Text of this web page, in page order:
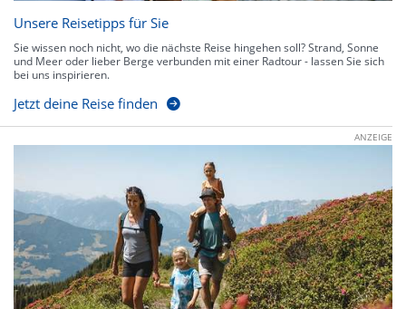
Unsere Reisetipps für Sie
Sie wissen noch nicht, wo die nächste Reise hingehen soll? Strand, Sonne
und Meer oder lieber Berge verbunden mit einer Radtour - lassen Sie sich
bei uns inspirieren.
Jetzt deine Reise finden
ANZEIGE